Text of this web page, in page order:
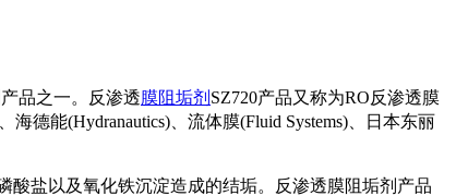
品之一。 反渗透膜阻垢剂 SZ720产品又称为RO反渗透膜
、海德能(Hydranautics) 、流体膜(Fluid Systems) 、日本东丽
酸盐以及氧化铁沉淀造成的结垢。反渗透膜阻垢剂产品